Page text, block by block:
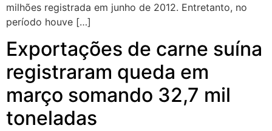
milhões registrada em junho de 2012. Entretanto, no
período houve […]
Exportações de carne suína
registraram queda em
março somando 32,7 mil
toneladas